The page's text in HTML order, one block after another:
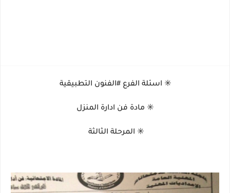
✳️ اسئلة الفرع #الفنون التطبيقية
✳️ مادة فن ادارة المنزل
✳️ المرحلة الثالثة